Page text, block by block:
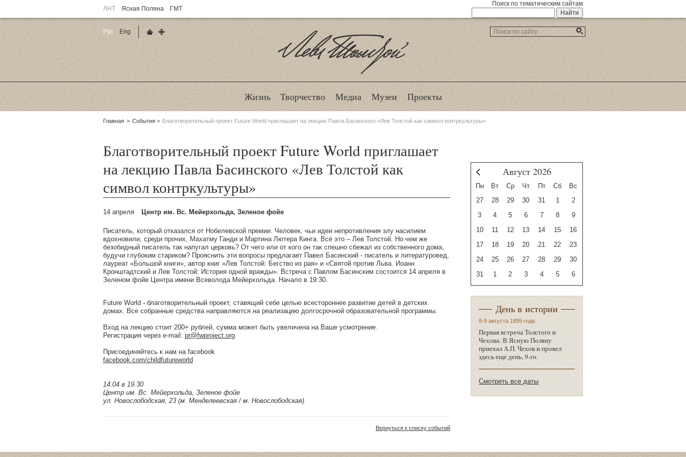
ЛНТ Ясная Поляна ГМТ
Поиск по тематическим сайтам
Лев Толстой
Жизнь Творчество Медиа Музеи Проекты
Родительские
Главная События Благотворительный проект Future World приглашает на лекцию Павла Басинского «Лев Толстой как символ контркультуры»
Благотворительный проект Future World приглашает
на лекцию Павла Басинского «Лев Толстой как
символ контркультуры»
14 апреля Центр им. Вс. Мейерхольда, Зеленое фойе
Писатель, который отказался от Нобелевской премии. Человек, чьи идеи непротивления злу насилием
вдохновили, среди прочих, Махатму Ганди и Мартина Лютера Кинга. Всё это – Лев Толстой. Но чем же
безобидный писатель так напугал церковь? От чего или от кого он так спешно сбежал из собственного дома,
будучи глубоким стариком? Прояснить эти вопросы предлагает Павел Басинский - писатель и литературовед,
лауреат «Большой книги», автор книг «Лев Толстой: Бегство из рая» и «Святой против Льва. Иоанн
Кронштадтский и Лев Толстой: История одной вражды». Встреча с Павлом Басинским состоится 14 апреля в
Зеленом фойе Центра имени Всеволода Мейерхольда. Начало в 19:30.
Future World - благотворительный проект, ставящий себе целью всестороннее развитие детей в детских
домах. Все собранные средства направляются на реализацию долгосрочной образовательной программы.
Вход на лекцию стоит 200+ рублей, сумма может быть увеличена на Ваше усмотрение.
Регистрация через e-mail: pr@fwproject.org
Присоединяйтесь к нам на facebook
facebook.com/childfutureworld
14.04 в 19.30
Центр им. Вс. Мейерхольда, Зеленое фойе
ул. Новослободская, 23 (м. Менделеевская / м. Новослободская)
Вернуться к списку событий
Август 2026
Пн Вт Ср Чт Пт Сб
Вс
27
28 29 30 31 1
2
3
4 5 6 7 8
9
10
11 12 13 14 15
16
17
18 19 20 21 22
23
24
25 26 27 28 29
30
31
1 2 3 4 5 6
День в истории
8-9 августа 1895 года
Первая встреча Толстого и
Чехова. В Ясную Поляну
приехал А.П. Чехов и провел
здесь еще день, 9-го.
Смотреть все даты
Рус
Eng